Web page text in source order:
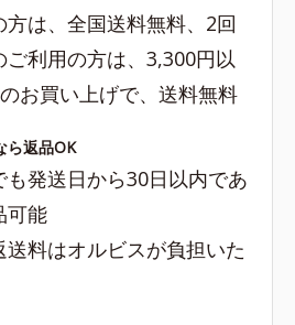
方は、全国送料無料、2回
ご利用の方は、3,300円以
お買い上げで、送料無料
ら返品OK
も発送日から30日以内であ
可能
料はオルビスが負担いた